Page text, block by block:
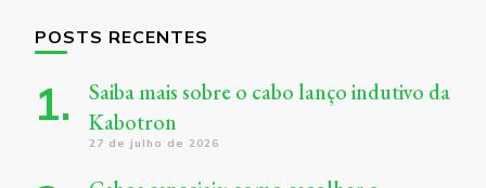
POSTS RECENTES
Saiba mais sobre o cabo lanço indutivo da
Kabotron
27 de julho de 2026